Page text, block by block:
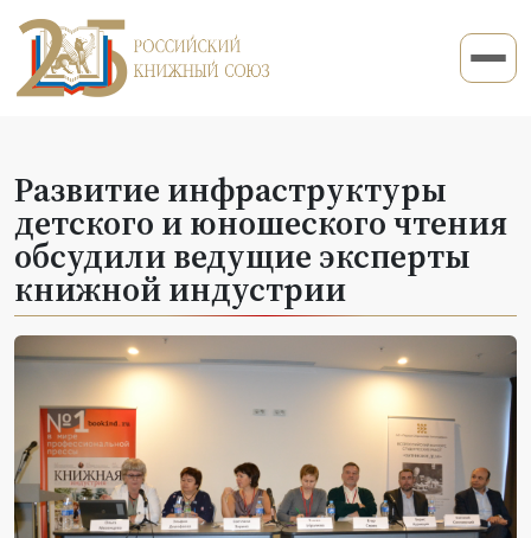
Развитие инфраструктуры
детского и юношеского чтения
обсудили ведущие эксперты
книжной индустрии